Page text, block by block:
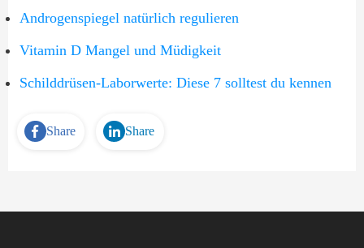
Androgenspiegel natürlich regulieren
Vitamin D Mangel und Müdigkeit
Schilddrüsen-Laborwerte: Diese 7 solltest du kennen
Share Share